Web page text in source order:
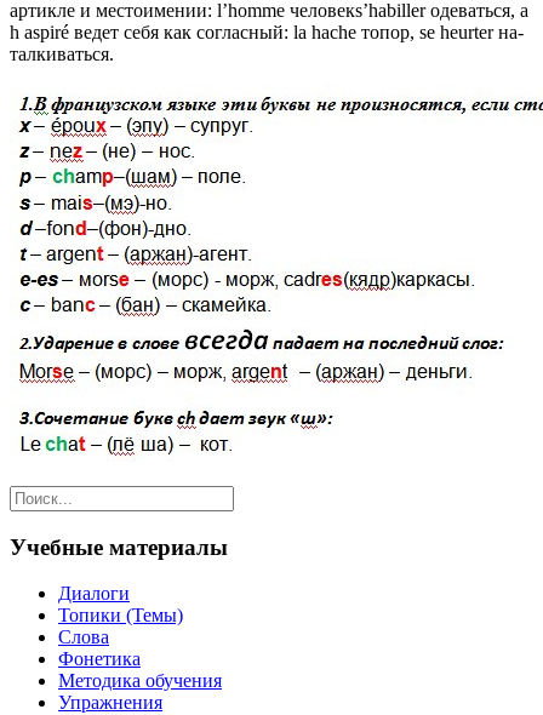
артик­ле и местоимении: l’homme человекs’habiller одеваться, a
h aspiré ведет себя как согласный: la hache топор, se heurter на­
талкиваться.
Учебные материалы
Диалоги
Топики (Темы)
Слова
Фонетика
Методика обучения
Упражнения